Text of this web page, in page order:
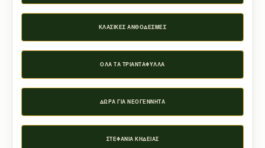
ΚΛΑΣΙΚΈΣ ΑΝΘΟΔΈΣΜΕΣ
ΌΛΑ ΤΑ ΤΡΙΑΝΤΆΦΥΛΛΑ
ΔΏΡΑ ΓΙΑ ΝΕΟΓΈΝΝΗΤΑ
ΣΤΕΦΆΝΙΑ ΚΗΔΕΊΑΣ